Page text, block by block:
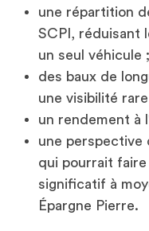
une répartition
SCPI, réduisant
un seul véhicule ;
des baux de
une visibilité
un rendement à
une perspective
qui pourrait
significatif à
Épargne Pierre.